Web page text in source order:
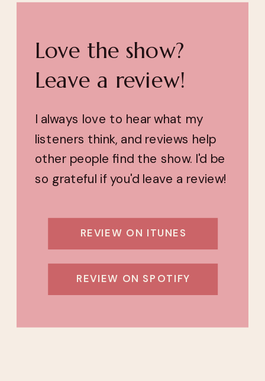
REVIEW ON SPOTIFY
REVIEW ON ITUNES
I always love to hear what my
listeners think, and reviews help
other people find the show. I'd be
so grateful if you'd leave a review!
Love the show?
Leave a review!